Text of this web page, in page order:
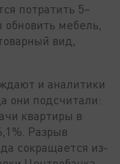
потратить 5–
мебель,
вид,
и аналитики
они подсчитали:
квартиры в
Разрыв
сокращается из-